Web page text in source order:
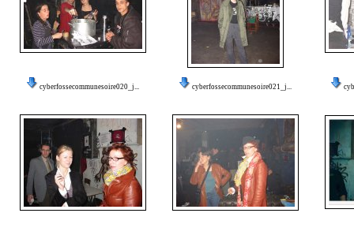
cyberfossecommunesoire020_j... cyberfossecommunesoire021_j...